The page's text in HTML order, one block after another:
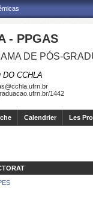
- PPGAS
DE PÓS-
DO CCHLA
1442
Calendrier Les